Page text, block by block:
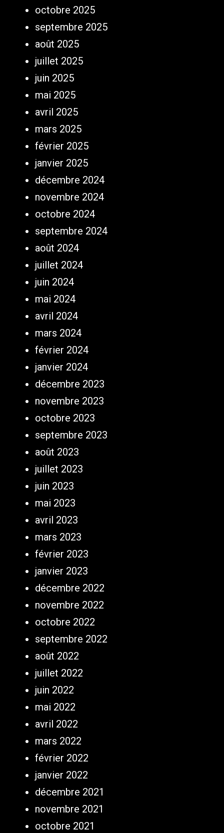
octobre 2025
septembre 2025
août 2025
juillet 2025
juin 2025
mai 2025
avril 2025
mars 2025
février 2025
janvier 2025
décembre 2024
novembre 2024
octobre 2024
septembre 2024
août 2024
juillet 2024
juin 2024
mai 2024
avril 2024
mars 2024
février 2024
janvier 2024
décembre 2023
novembre 2023
octobre 2023
septembre 2023
août 2023
juillet 2023
juin 2023
mai 2023
avril 2023
mars 2023
février 2023
janvier 2023
décembre 2022
novembre 2022
octobre 2022
septembre 2022
août 2022
juillet 2022
juin 2022
mai 2022
avril 2022
mars 2022
février 2022
janvier 2022
décembre 2021
novembre 2021
octobre 2021